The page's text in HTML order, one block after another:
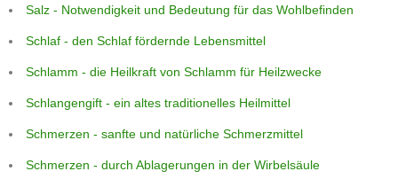
Salz - Notwendigkeit und Bedeutung für das Wohlbefinden
Schlaf - den Schlaf fördernde Lebensmittel
Schlamm - die Heilkraft von Schlamm für Heilzwecke
Schlangengift - ein altes traditionelles Heilmittel
Schmerzen - sanfte und natürliche Schmerzmittel
Schmerzen - durch Ablagerungen in der Wirbelsäule